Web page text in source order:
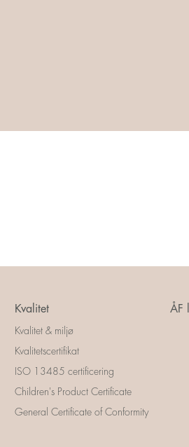
Kvalitet
Kvalitet & miljø
Kvalitetscertifikat
ISO 13485 certificering
Children's Product Certificate
General Certificate of Conformity
ÅF